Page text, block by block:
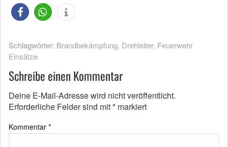
Schlagwörter: Brandbekämpfung, Drehleiter, Feuerwehr
Einsätze
Schreibe einen Kommentar
Deine E-Mail-Adresse wird nicht veröffentlicht.
Erforderliche Felder sind mit* markiert
Kommentar *